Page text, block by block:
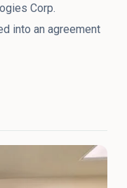
Corp.
into an agreement